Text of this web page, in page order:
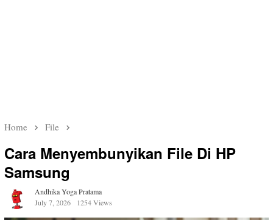
Home File
Cara Menyembunyikan File Di HP
Samsung
Andhika Yoga Pratama
July 7, 2026
1254 Views